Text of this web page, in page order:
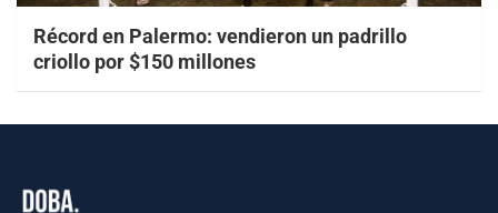
Récord en Palermo: vendieron un padrillo
criollo por $150 millones